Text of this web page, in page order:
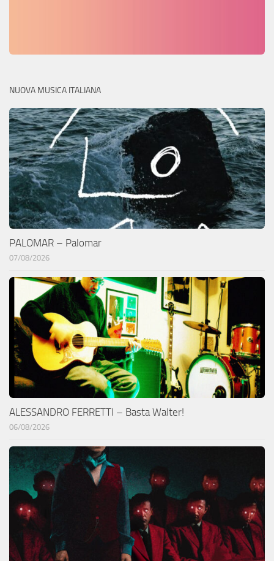
NUOVA MUSICA ITALIANA
PALOMAR – Palomar
07/08/2026
ALESSANDRO FERRETTI – Basta Walter!
06/08/2026